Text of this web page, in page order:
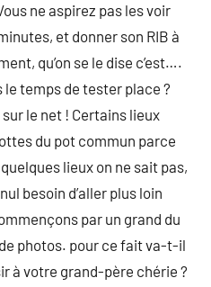
ne aspirez pas les voir
et donner son RIB à
qu’on se le dise c’est….
le temps de tester place ?
le net ! Certains lieux
du pot commun parce
lieux on ne sait pas,
besoin d’aller plus loin
par un grand du
photos. pour ce fait va-t-il
à votre grand-père chérie ?